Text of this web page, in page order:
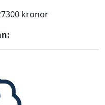
kronor